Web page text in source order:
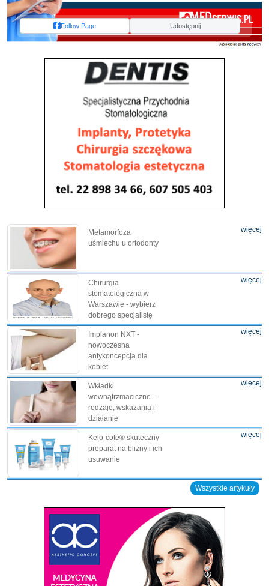
Follow Page Udostępnij
Metamorfoza
uśmiechu u ortodonty
więcej
Chirurgia
stomatologiczna w
Warszawie - wybierz
dobrego specjalistę
więcej
Implanon NXT -
nowoczesna
antykoncepcja dla
kobiet
więcej
Wkładki
wewnątrzmaciczne -
rodzaje, wskazania i
działanie
więcej
Kelo-cote® skuteczny
preparat na blizny i ich
usuwanie
więcej
Wszystkie artykuły